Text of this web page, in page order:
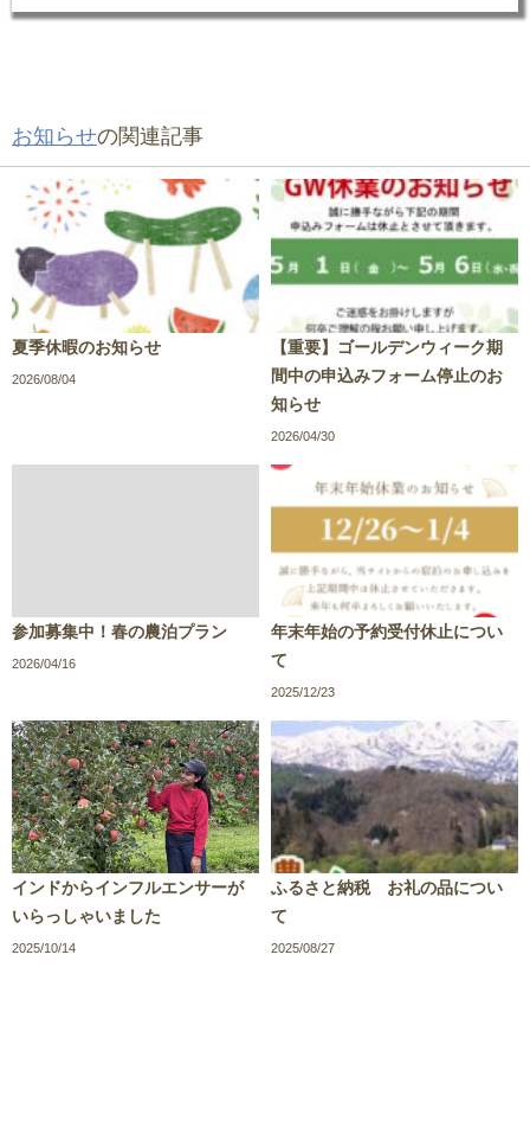
お知らせの関連記事
夏季休暇のお知らせ
2026/08/04
【重要】ゴールデンウィーク期
間中の申込みフォーム停止のお
知らせ
2026/04/30
参加募集中！春の農泊プラン
2026/04/16
年末年始の予約受付休止につい
て
2025/12/23
インドからインフルエンサーが
いらっしゃいました
2025/10/14
ふるさと納税 お礼の品につい
て
2025/08/27